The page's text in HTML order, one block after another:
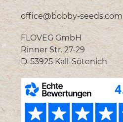
office@bobby-seeds.com
FLOVEG GmbH
Rinner Str. 27-29
D-53925 Kall-Sötenich